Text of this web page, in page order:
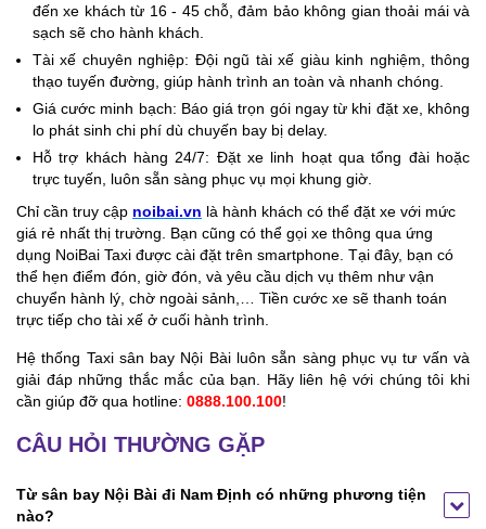
đến xe khách từ 16 - 45 chỗ, đảm bảo không gian thoải mái và
sạch sẽ cho hành khách.
Tài xế chuyên nghiệp: Đội ngũ tài xế giàu kinh nghiệm, thông
thạo tuyến đường, giúp hành trình an toàn và nhanh chóng.
Giá cước minh bạch: Báo giá trọn gói ngay từ khi đặt xe, không
lo phát sinh chi phí dù chuyến bay bị delay.
Hỗ trợ khách hàng 24/7: Đặt xe linh hoạt qua tổng đài hoặc
trực tuyến, luôn sẵn sàng phục vụ mọi khung giờ.
Chỉ cần truy cập noibai.vn là hành khách có thể đặt xe với mức
giá rẻ nhất thị trường. Bạn cũng có thể gọi xe thông qua ứng
dụng NoiBai Taxi được cài đặt trên smartphone. Tại đây, bạn có
thể hẹn điểm đón, giờ đón, và yêu cầu dịch vụ thêm như vận
chuyển hành lý, chờ ngoài sảnh,… Tiền cước xe sẽ thanh toán
trực tiếp cho tài xế ở cuối hành trình.
Hệ thống Taxi sân bay Nội Bài luôn sẵn sàng phục vụ tư vấn và
giải đáp những thắc mắc của bạn. Hãy liên hệ với chúng tôi khi
cần giúp đỡ qua hotline: 0888.100.100!
CÂU HỎI THƯỜNG GẶP
Từ sân bay Nội Bài đi Nam Định có những phương tiện
nào?